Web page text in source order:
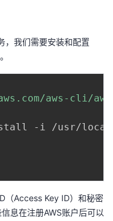
，我们需要安装和配置
aws-cli/
-i /usr/
（Access Key ID）和秘密
息在注册AWS账户后可以